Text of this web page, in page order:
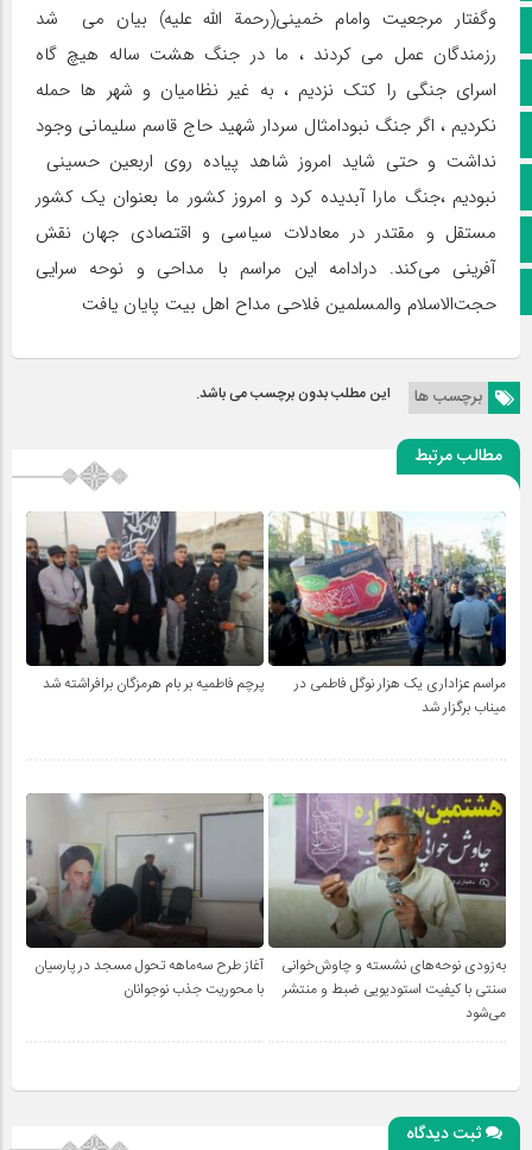
کانال سروش
کانال ایتا
آپارات
اینستاگرام
پخش زنده
اپلیکیشن بیرق
وگفتار مرجعيت وامام خمینی(رحمة الله علیه) بیان می شد
رزمندگان عمل می کردند ، ما در جنگ هشت ساله هیچ گاه
اسرای جنگی را کتک نزدیم ، به غیر نظامیان و شهر ها حمله
نکردیم ، اگر جنگ نبودامثال سردار شهید حاج قاسم سلیمانی وجود
نداشت و حتی شاید امروز شاهد پیاده روی اربعین حسینی
نبودیم ،جنگ مارا آبدیده کرد و امروز کشور ما بعنوان یک کشور
مستقل و مقتدر در معادلات سیاسی و اقتصادی جهان نقش
آفرینی می‌کند. درادامه این مراسم با مداحی و نوحه سرایی
حجت‌الاسلام والمسلمین فلاحی مداح اهل بیت پایان یافت
برچسب ها این مطلب بدون برچسب می باشد.
مطالب مرتبط
مراسم عزاداری یک هزار نوگل فاطمی در
میناب برگزار شد
پرچم فاطمیه بر بام هرمزگان برافراشته شد
به‌زودی نوحه‌های نشسته و چاوش‌خوانی
سنتی با کیفیت استودیویی ضبط و منتشر
می‌شود
آغاز طرح سه‌ماهه تحول مسجد در پارسیان
با محوریت جذب نوجوانان
ثبت دیدگاه